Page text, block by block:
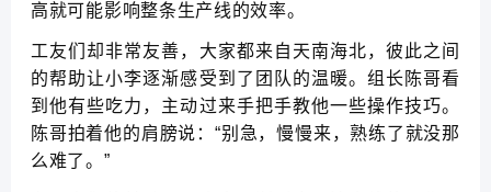
高就可能影响整条生产线的效率。
工友们却非常友善，大家都来自天南海北，彼此之间
的帮助让小李逐渐感受到了团队的温暖。组长陈哥看
到他有些吃力，主动过来手把手教他一些操作技巧。
陈哥拍着他的肩膀说：“别急，慢慢来，熟练了就没那
么难了。”